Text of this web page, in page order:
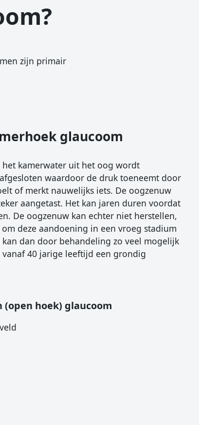
zijn primair
glaucoom
het kamerwater uit het oog wordt
waardoor de druk toeneemt door
of merkt nauwelijks iets. De oogzenuw
aangetast. Het kan jaren duren voordat
De oogzenuw kan echter niet herstellen,
deze aandoening in een vroeg stadium
dan door behandeling zo veel mogelijk
40 jarige leeftijd een grondig
hoek) glaucoom